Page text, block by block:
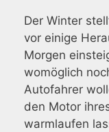
Der Winter
vor einige
Morgen
womöglich
Autofahrer
den Motor
warmlaufen